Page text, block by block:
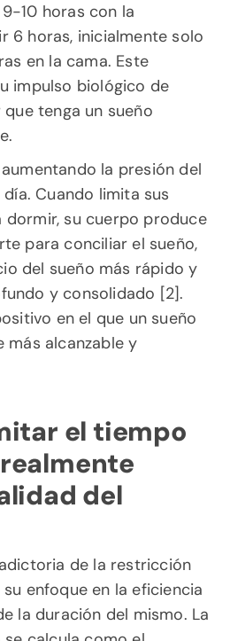
10 horas con la
6 horas, inicialmente solo
en la cama. Este
impulso biológico de
tenga un sueño
la presión del
Cuando limita sus
su cuerpo produce
para conciliar el sueño,
del sueño más rápido y
y consolidado [2].
en el que un sueño
más alcanzable y
el tiempo
del
de la restricción
enfoque en la eficiencia
la duración del mismo. La